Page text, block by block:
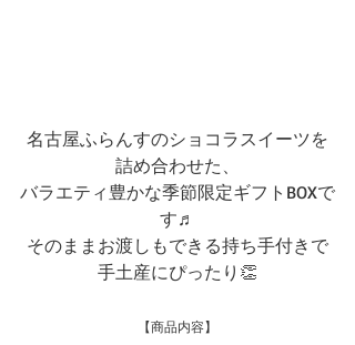
名古屋ふらんすのショコラスイーツを
詰め合わせた、
バラエティ豊かな季節限定ギフトBOXで
す♬
そのままお渡しもできる持ち手付きで
手土産にぴったり👏
【商品内容】